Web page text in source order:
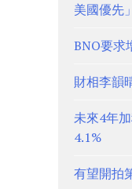
美國優先」
BNO要求
財相李韻
未來4年
4.1%
有望開拍